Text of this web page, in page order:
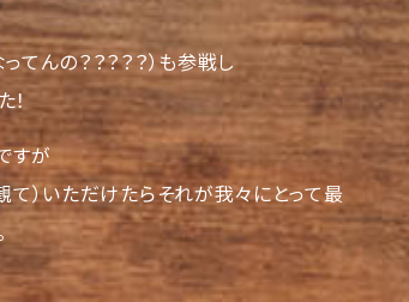
んの？？？？？）も参戦し
！
すが
）いただけたらそれが我々にとって最